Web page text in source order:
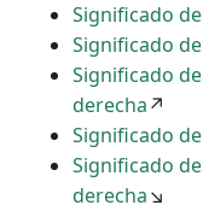
Significado
Significado
Significado
derecha↗
Significado
Significado
derecha↘